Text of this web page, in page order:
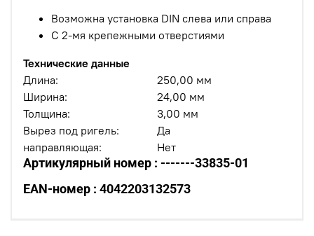
Возможна установка DIN слева или справа
С 2-мя крепежными отверстиями
Технические данные
Длина:
250,00 мм
Ширина:
24,00 мм
Толщина:
3,00 мм
Вырез под ригель:
Да
направляющая:
Нет
Артикулярный номер : -------33835-01
EAN-номер : 4042203132573